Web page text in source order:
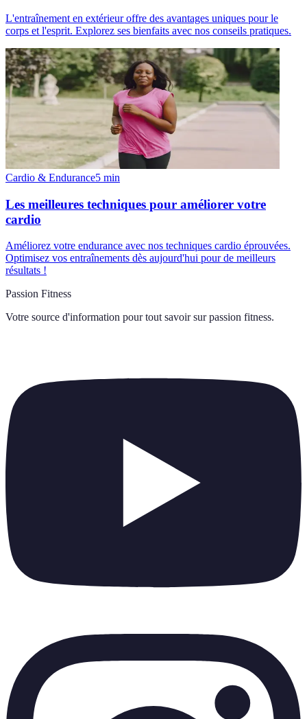
L'entraînement en extérieur offre des avantages uniques pour le
corps et l'esprit. Explorez ses bienfaits avec nos conseils pratiques.
Cardio & Endurance5 min
Les meilleures techniques pour améliorer votre
cardio
Améliorez votre endurance avec nos techniques cardio éprouvées.
Optimisez vos entraînements dès aujourd'hui pour de meilleurs
résultats !
Passion Fitness
Votre source d'information pour tout savoir sur passion fitness.